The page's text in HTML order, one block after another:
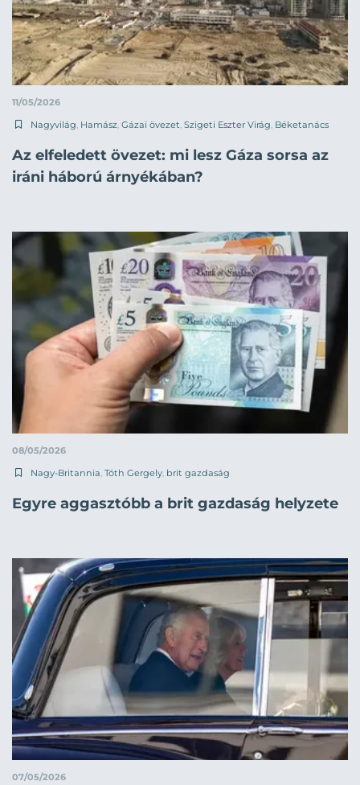
11/05/2026
Nagyvilág, Hamász, Gázai övezet, Szigeti Eszter Virág, Béketanács
Az elfeledett övezet: mi lesz Gáza sorsa az
iráni háború árnyékában?
08/05/2026
Nagy-Britannia, Tóth Gergely, brit gazdaság
Egyre aggasztóbb a brit gazdaság helyzete
07/05/2026